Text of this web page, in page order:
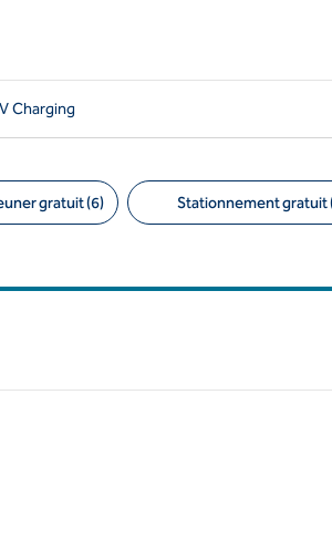
Charging
gratuit (6) Stationnement gratuit